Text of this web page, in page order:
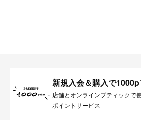
新規入会＆購入で
店舗とオンラインブティックで
ポイントサービス